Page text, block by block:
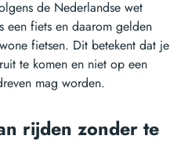
de Nederlandse wet
een fiets en daarom gelden
fietsen. Dit betekent dat je
te komen en niet op een
mag worden.
rijden zonder te